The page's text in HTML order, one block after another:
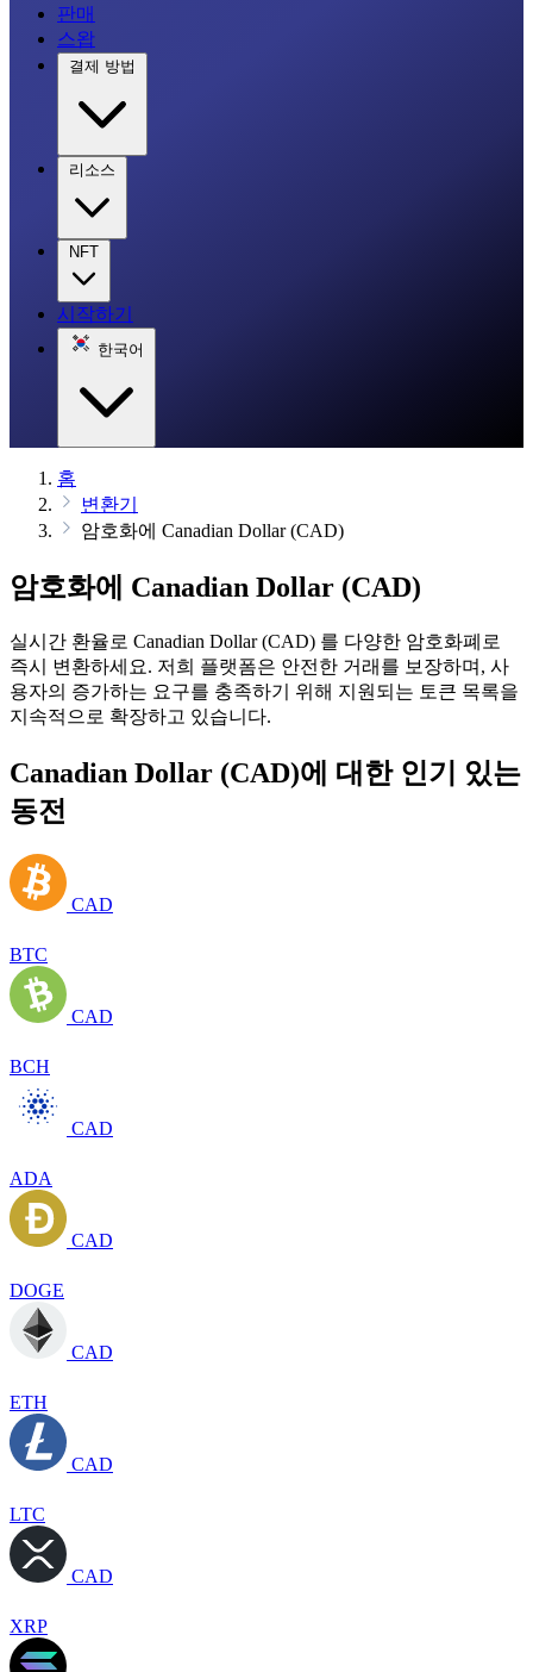
판매
스왑
결제 방법
리소스
NFT
시작하기
한국어
홈
변환기
암호화에 Canadian Dollar (CAD)
암호화에 Canadian Dollar (CAD)
실시간 환율로 Canadian Dollar (CAD) 를 다양한 암호화폐로
즉시 변환하세요. 저희 플랫폼은 안전한 거래를 보장하며, 사
용자의 증가하는 요구를 충족하기 위해 지원되는 토큰 목록을
지속적으로 확장하고 있습니다.
Canadian Dollar (CAD)에 대한 인기 있는
동전
CAD
BTC
CAD
BCH
CAD
ADA
CAD
DOGE
CAD
ETH
CAD
LTC
CAD
XRP